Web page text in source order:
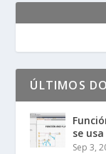
ÚLTIMOS
se
Sep 3,